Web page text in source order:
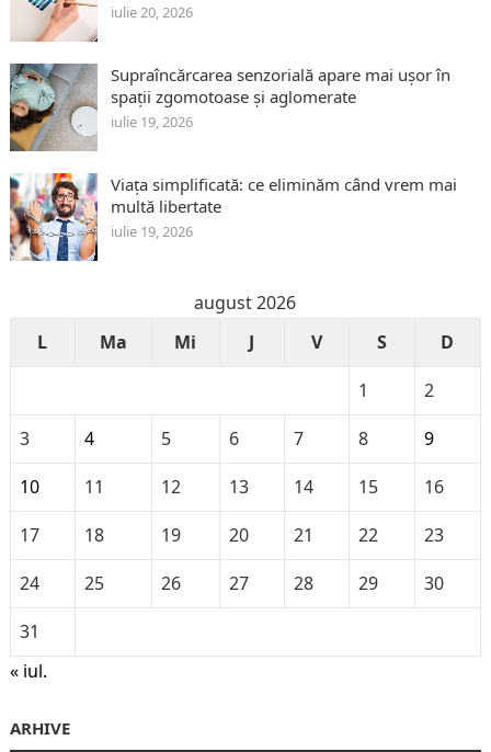
iulie 20, 2026
Supraîncărcarea senzorială apare mai ușor în
spații zgomotoase și aglomerate
iulie 19, 2026
Viața simplificată: ce eliminăm când vrem mai
multă libertate
iulie 19, 2026
august 2026
L
Ma Mi J V S
D
1
2
3
4 5 6 7 8
9
10
11 12 13 14 15
16
17
18 19 20 21 22
23
24
25 26 27 28 29
30
31
« iul.
ARHIVE